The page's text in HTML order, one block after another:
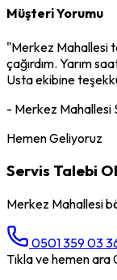
Müşteri Yorumu
"Merkez Mahallesi
çağırdım. Yarım
Usta ekibine
- Merkez Mahallesi
Hemen Geliyoruz
Servis Talebi
Merkez Mahallesi
0501 359 03
Tıkla ve hemen